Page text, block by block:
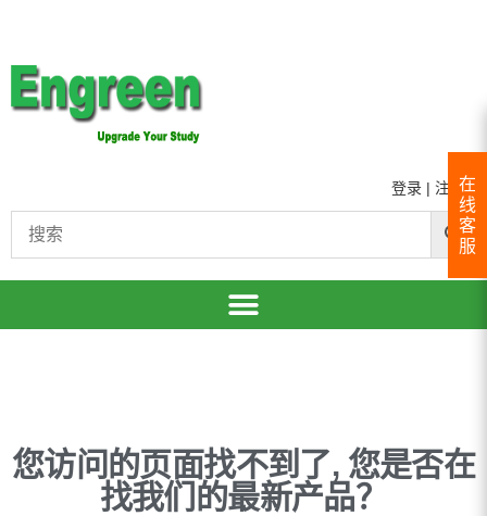
登录 | 注册
您访问的页面找不到了, 您是否在
找我们的最新产品？
在
线
客
服